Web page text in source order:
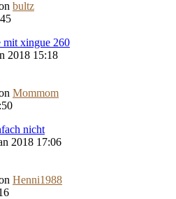
bultz
mit xingue 260
2018 15:18
Mommom
nicht
2018 17:06
Henni1988